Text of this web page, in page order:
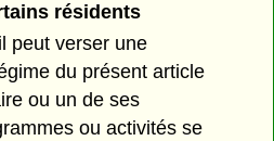
résidents
peut verser une
du présent article
ou un de ses
ou activités se